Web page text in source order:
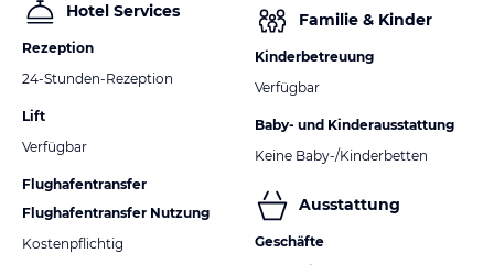
Hotel Services
Rezeption
24-Stunden-Rezeption
Lift
Verfügbar
Flughafentransfer
Flughafentransfer Nutzung
Kostenpflichtig
Familie & Kinder
Kinderbetreuung
Verfügbar
Baby- und Kinderausstattung
Keine Baby-/Kinderbetten
Ausstattung
Geschäfte